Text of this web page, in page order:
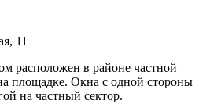
11
расположен в районе частной
площадке. Окна с одной стороны
на частный сектор.